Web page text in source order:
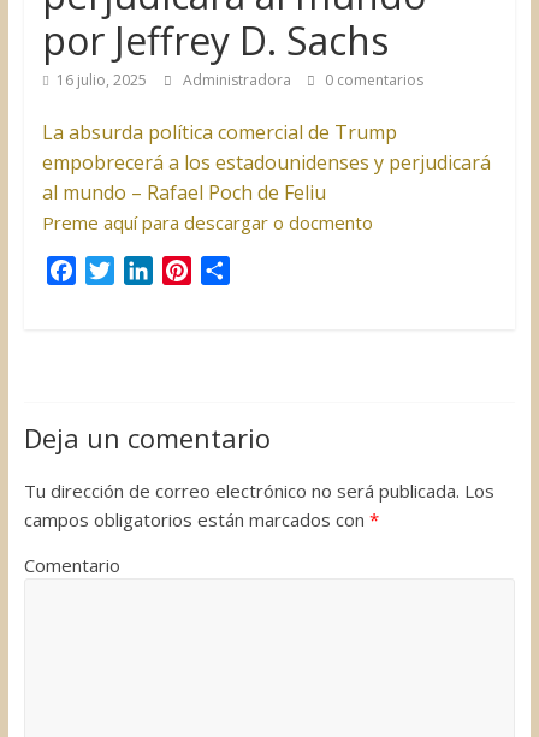
por Jeffrey D. Sachs
16 julio, 2025 Administradora 0 comentarios
La absurda política comercial de Trump
empobrecerá a los estadounidenses y perjudicará
al mundo – Rafael Poch de Feliu
Preme aquí para descargar o docmento
o
r
I
e
t
t
r
Deja un comentario
Tu dirección de correo electrónico no será publicada. Los
campos obligatorios están marcados con *
Comentario